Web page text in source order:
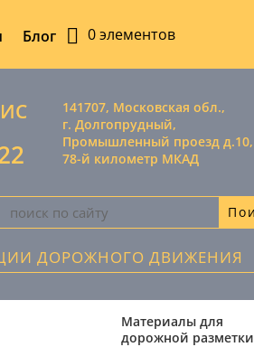
Блог 0 элементов
141707, Московская обл.,
г. Долгопрудный,
Промышленный проезд д.10,
78-й километр МКАД
ДОРОЖНОГО ДВИЖЕНИЯ
Материалы для
дорожной разметки